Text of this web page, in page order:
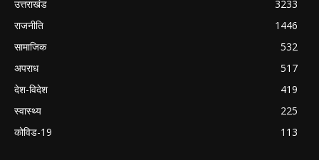
उत्तराखंड
3233
राजनीति
1446
सामाजिक
532
अपराध
517
देश-विदेश
419
स्वास्थ्य
225
कोविड-19
113